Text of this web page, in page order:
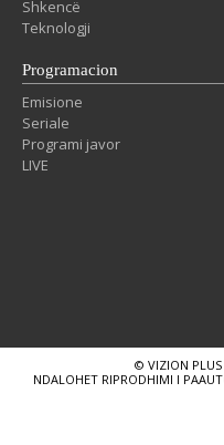
Shkencë
Teknologji
Programacion
Emisione
Seriale
Programi javor
LIVE
© VIZION PLUS
NDALOHET RIPRODHIMI I